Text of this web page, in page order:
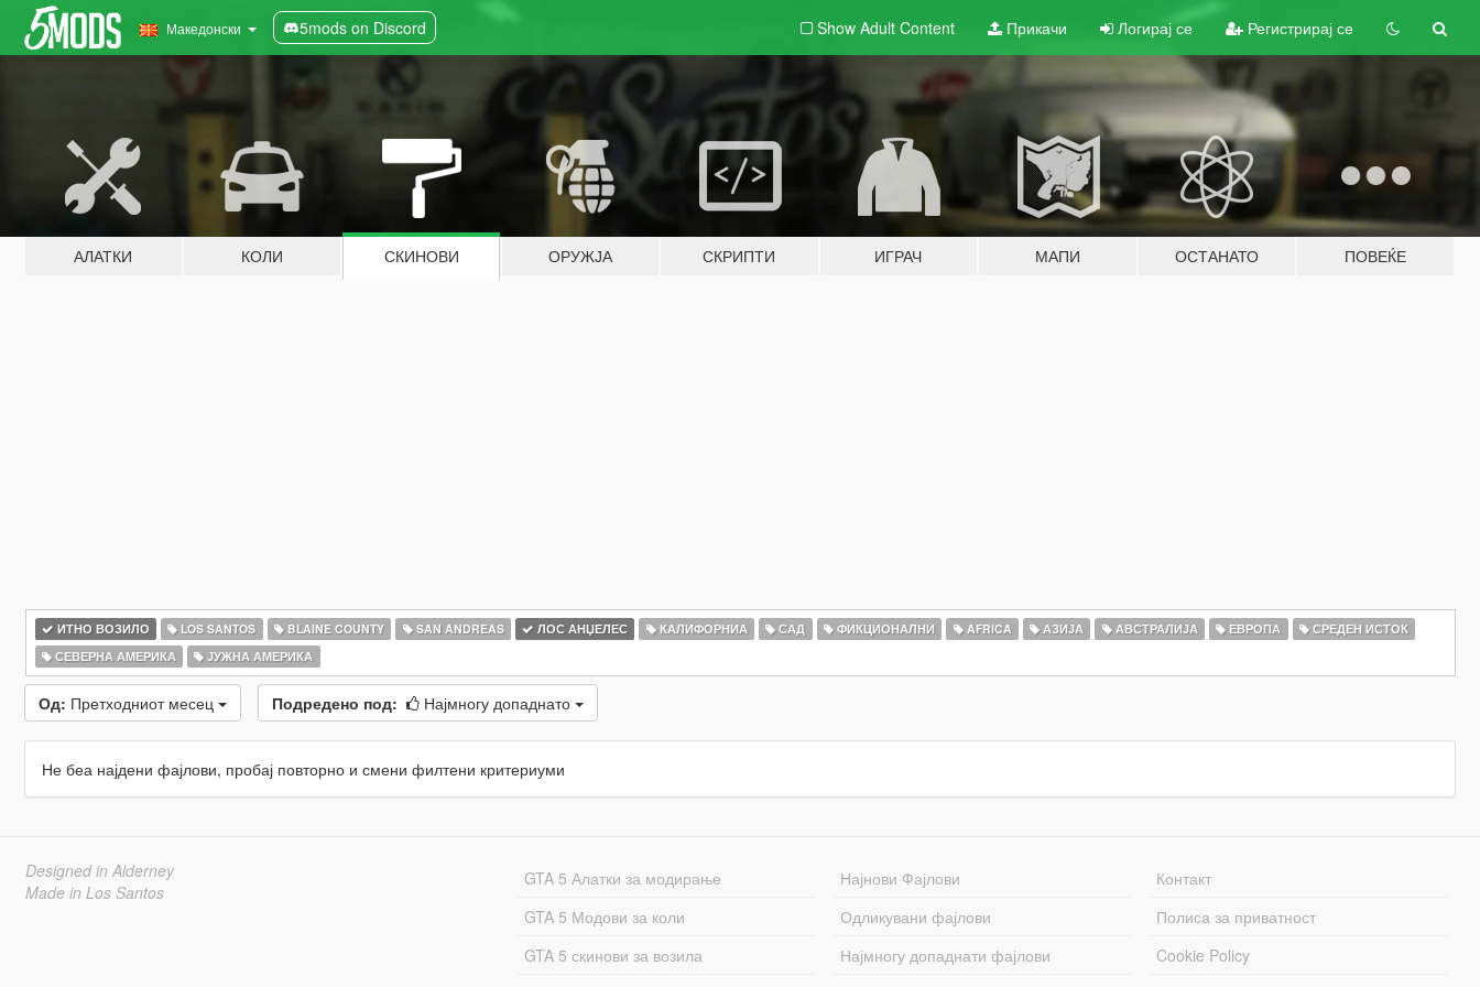
Македонски 5mods on Discord Show Adult Content Прикачи Логирај се Регистрирај се
АЛАТКИ КОЛИ СКИНОВИ ОРУЖЈА СКРИПТИ ИГРАЧ МАПИ ОСТАНАТО ПОВЕЌЕ
ИТНО ВОЗИЛО LOS SANTOS BLAINE COUNTY SAN ANDREAS ЛОС АНЏЕЛЕС КАЛИФОРНИА САД ФИКЦИОНАЛНИ AFRICA АЗИЈА АВСТРАЛИЈА ЕВРОПА
СРЕДЕН ИСТОК
СЕВЕРНА АМЕРИКА
ЈУЖНА АМЕРИКА
Од: Претходниот месец Подредено под: Најмногу допаднато
Не беа најдени фајлови, пробај повторно и смени филтени критериуми
Designed in Alderney
Made in Los Santos
GTA 5 Алатки за модирање
GTA 5 Модови за коли
GTA 5 скинови за возила
Најнови Фајлови
Одликувани фајлови
Најмногу допаднати фајлови
Контакт
Полиса за приватност
Cookie Policy